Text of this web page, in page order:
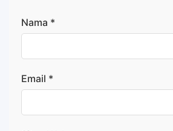
Nama *
Email *